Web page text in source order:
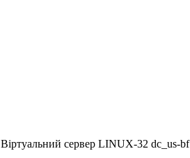
Віртуальний сервер LINUX-32 dc_us-bf